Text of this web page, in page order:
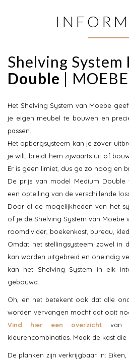
Shelving System
Double | MOEBE
Het Shelving System van Moebe
je eigen meubel te bouwen en
passen.
Het opbergsysteem kan je zover
je wilt, breidt hem zijwaarts uit of
Er is geen limiet, dus ga zo hoog en
De prijs van model Medium Double
een optelling van de verschillende
Door al de mogelijkheden van het
of je de Shelving System van Moebe
roomdivider, boekenkast, bureau,
Omdat het stellingsysteem zowel in
kan worden uitgebreid en oneindig
kan het Shelving System in elk
gebouwd.
Oh, en het betekent ook dat alle
worden vervangen mocht dat ooit
Vind hier een overzicht van
kleurencombinaties. Maak de kast
De planken zijn verkrijgbaar in: